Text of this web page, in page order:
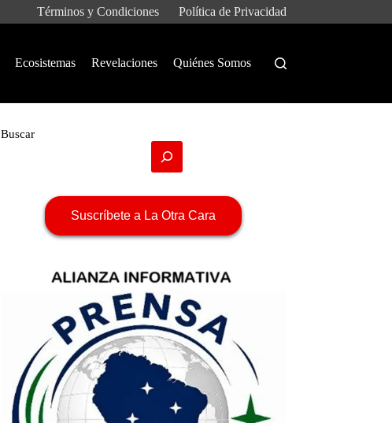
Términos y Condiciones Política de Privacidad
Ecosistemas Revelaciones Quiénes Somos
Buscar
Suscríbete a La Otra Cara